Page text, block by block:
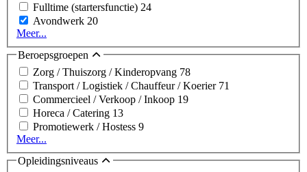
Fulltime (startersfunctie) 24
Avondwerk 20
Meer...
Beroepsgroepen
Zorg / Thuiszorg / Kinderopvang 78
Transport / Logistiek / Chauffeur / Koerier 71
Commercieel / Verkoop / Inkoop 19
Horeca / Catering 13
Promotiewerk / Hostess 9
Meer...
Opleidingsniveaus